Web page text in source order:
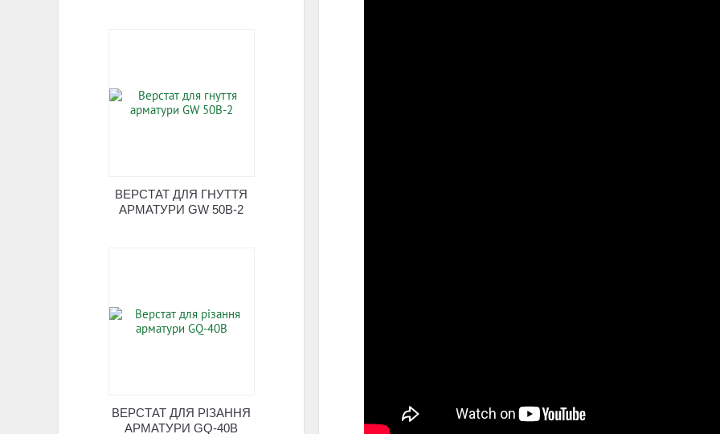
ВЕРСТАТ ДЛЯ ГНУТТЯ
АРМАТУРИ GW 50B-2
ВЕРСТАТ ДЛЯ РІЗАННЯ
АРМАТУРИ GQ-40B